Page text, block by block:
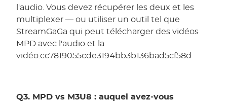
l'audio. Vous devez récupérer les deux et les
multiplexer — ou utiliser un outil tel que
StreamGaGa qui peut télécharger des vidéos
MPD avec l'audio et la
vidéo.cc7819055cde3194bb3b136bad5cf58d
Q3. MPD vs M3U8 : auquel avez-vous